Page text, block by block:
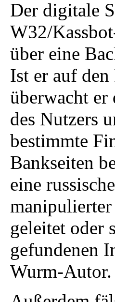
Der digitale
W32/
über eine
Ist er auf
überwacht
des Nutzers
bestimmte
Bankseiten
eine
geleitet oder
gefundenen
Wurm-Autor.